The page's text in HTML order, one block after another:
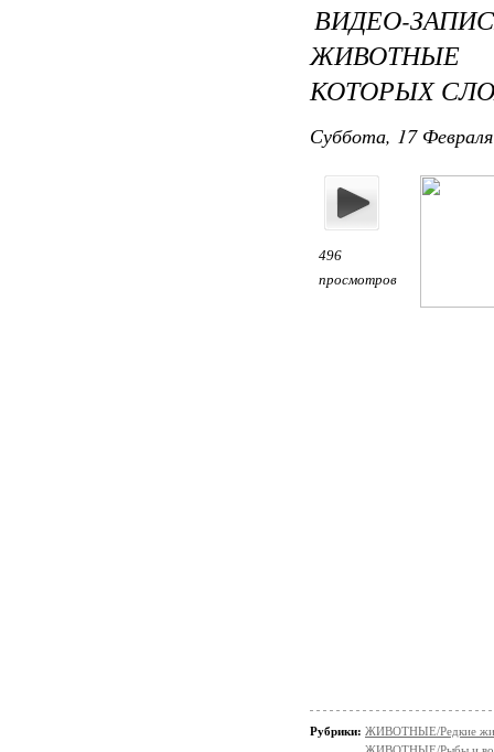
ВИДЕО-
ЖИВОТНЫЕ
КОТОРЫХ
Суббота, 17
496
просмотров
Рубрики: ЖИВОТНЫЕ/Редкие